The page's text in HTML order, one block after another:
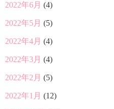
2022年6月 (4)
2022年5月 (5)
2022年4月 (4)
2022年3月 (4)
2022年2月 (5)
2022年1月 (12)